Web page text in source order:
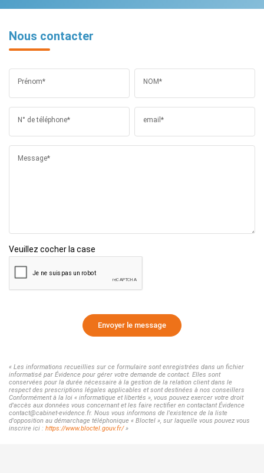
Nous contacter
Prénom* NOM*
N° de téléphone* email*
Message*
Veuillez cocher la case
Envoyer le message
« Les informations recueillies sur ce formulaire sont enregistrées dans un fichier
informatisé par Évidence pour gérer votre demande de contact. Elles sont
conservées pour la durée nécessaire à la gestion de la relation client dans le
respect des prescriptions légales applicables et sont destinées à nos conseillers
Conformément à la loi « informatique et libertés », vous pouvez exercer votre droit
d'accès aux données vous concernant et les faire rectifier en contactant Évidence
contact@cabinet-evidence.fr. Nous vous informons de l'existence de la liste
d'opposition au démarchage téléphonique « Bloctel », sur laquelle vous pouvez vous
inscrire ici : https://www.bloctel.gouv.fr/»